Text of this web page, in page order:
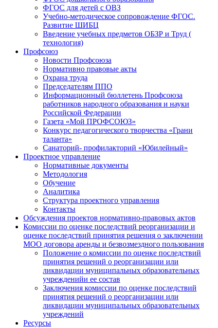
ФГОС для детей с ОВЗ
Учебно-методическое сопровождение ФГОС.
Развитие ШИБЦ
Введение учебных предметов ОБЗР и Труд (
технология)
Профсоюз
Новости Профсоюза
Нормативно правовые акты
Охрана труда
Председателям ППО
Информационный бюллетень Профсоюза
работников народного образования и науки
Российской Федерации
Газета «Мой ПРОФСОЮЗ»
Конкурс педагогического творчества «Грани
таланта»
Санаторий- профилакторий «Юбилейный»
Проектное управление
Нормативные документы
Методология
Обучение
Аналитика
Структура проектного управления
Контакты
Обсуждения проектов нормативно-правовых актов
Комиссии по оценке последствий реорганизации и
оценке последствий принятия решения о заключении
МОО договора аренды и безвозмездного пользования
Положение о комиссии по оценке последствий
принятия решений о реорганизации или
ликвидации муниципальных образовательных
учрежденийи ее состав
Заключения комиссии по оценке последствий
принятия решений о реорганизации или
ликвидации муниципальных образовательных
учреждений
Ресурсы